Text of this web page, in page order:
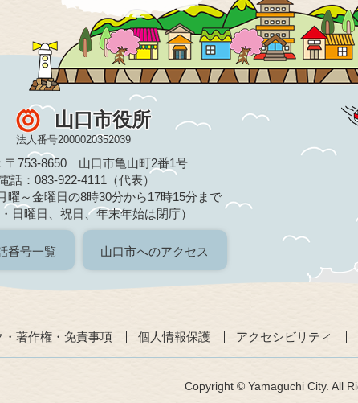
山口市役所
法人番号2000020352039
〒753-8650 山口市亀山町2番1号
電話：083-922-4111（代表）
曜～金曜日の8時30分から17時15分まで
・日曜日、祝日、年末年始は閉庁）
番号一覧 山口市へのアクセス
・著作権・免責事項 個人情報保護 アクセシビリティ
Copyright © Yamaguchi City. All